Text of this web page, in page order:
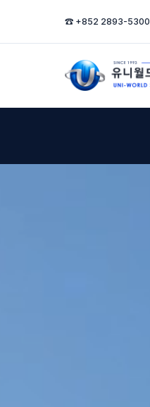
☎ +852 2893-5300